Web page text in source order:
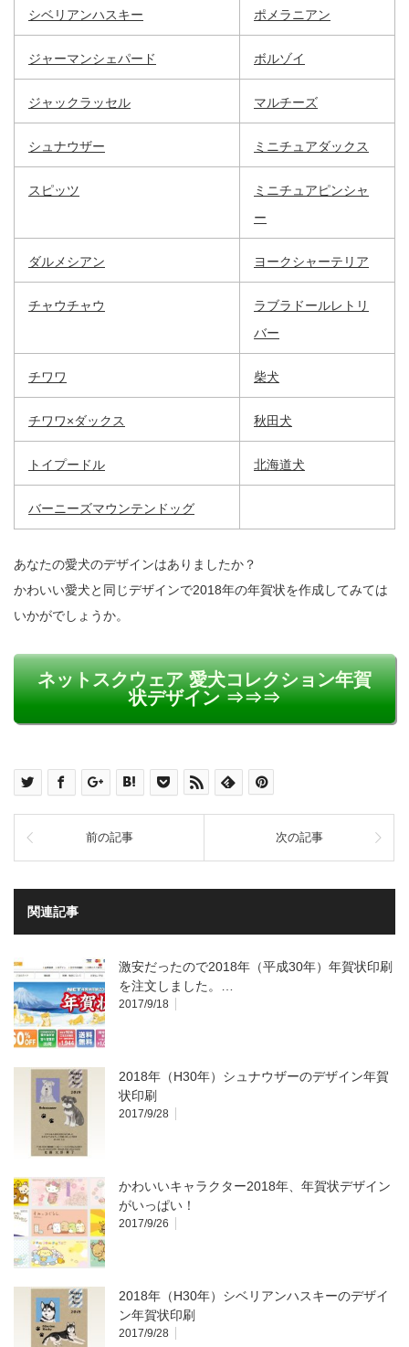
シベリアンハスキー ポメラニアン
ジャーマンシェパード ボルゾイ
ジャックラッセル マルチーズ
シュナウザー ミニチュアダックス
スピッツ
ミニチュアピンシャ
ー
ダルメシアン ヨークシャーテリア
チャウチャウ
ラブラドールレトリ
バー
チワワ 柴犬
チワワ×ダックス 秋田犬
トイプードル 北海道犬
バーニーズマウンテンドッグ
あなたの愛犬のデザインはありましたか？
かわいい愛犬と同じデザインで2018年の年賀状を作成してみては
いかがでしょうか。
ネットスクウェア 愛犬コレクション年賀
状デザイン ⇒⇒⇒
前の記事 次の記事
関連記事
激安だったので2018年（平成30年）年賀状印刷
を注文しました。…
2017/9/18
2018年（H30年）シュナウザーのデザイン年賀
状印刷
2017/9/28
かわいいキャラクター2018年、年賀状デザイン
がいっぱい！
2017/9/26
2018年（H30年）シベリアンハスキーのデザイ
ン年賀状印刷
2017/9/28